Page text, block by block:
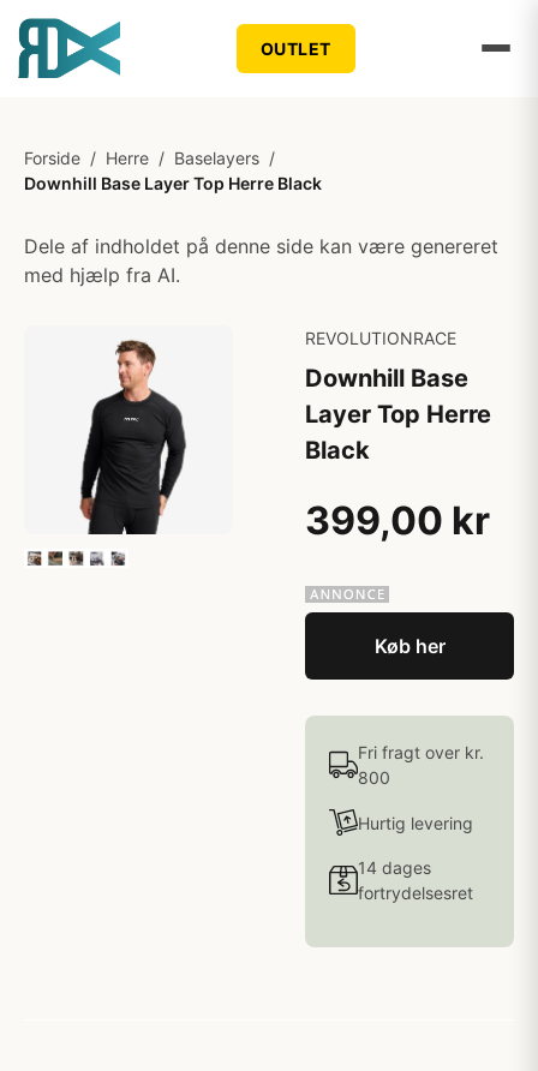
OUTLET
Forside / Herre / Baselayers /
Downhill Base Layer Top Herre Black
Dele af indholdet på denne side kan være genereret
med hjælp fra AI.
REVOLUTIONRACE
Downhill Base
Layer Top Herre
Black
399,00 kr
Køb her
Fri fragt over kr.
800
Hurtig levering
14 dages
fortrydelsesret